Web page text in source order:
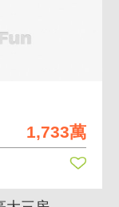
1,733萬